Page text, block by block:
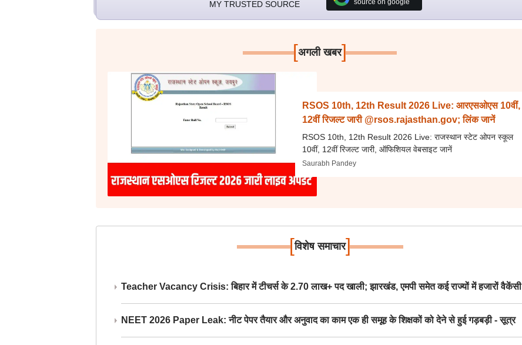
MY TRUSTED SOURCE
[अगली खबर]
RSOS 10th, 12th Result 2026 Live: आरएसओएस 10वीं,
12वीं रिजल्ट जारी @rsos.rajasthan.gov; लिंक जानें
RSOS 10th, 12th Result 2026 Live: राजस्थान स्टेट ओपन स्कूल
10वीं, 12वीं रिजल्ट जारी, ऑफिशियल वेबसाइट जानें
Saurabh Pandey
[विशेष समाचार]
Teacher Vacancy Crisis: बिहार में टीचर्स के 2.70 लाख+ पद खाली; झारखंड, एमपी समेत कई राज्यों में हजारों वैकेंसी
NEET 2026 Paper Leak: नीट पेपर तैयार और अनुवाद का काम एक ही समूह के शिक्षकों को देने से हुई गड़बड़ी - सूत्र